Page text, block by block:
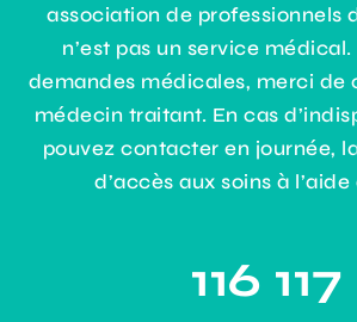
association de professionnels
n’est pas un service
demandes médicales, merci de
médecin traitant. En cas
pouvez contacter en journée,
d’accès aux soins à l’aide
116 117